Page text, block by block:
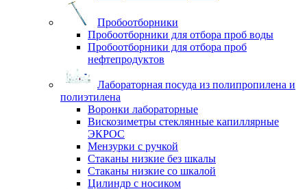
Пробоотборники
Пробоотборники для отбора проб воды
Пробоотборники для отбора проб
нефтепродуктов
Лабораторная посуда из полипропилена и
полиэтилена
Воронки лабораторные
Вискозиметры стеклянные капиллярные
ЭКРОС
Мензурки с ручкой
Стаканы низкие без шкалы
Стаканы низкие со шкалой
Цилиндр с носиком